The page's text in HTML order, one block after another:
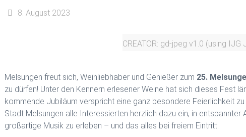
8. August 2023
CREATOR: gd-jpeg v1.0 (using IJG
Melsungen freut sich, Weinliebhaber und Genießer zum 25.
zu dürfen! Unter den Kennern erlesener Weine hat sich dieses Fest
kommende Jubiläum verspricht eine ganz besondere Feierlichkeit
Stadt Melsungen alle Interessierten herzlich dazu ein, in
großartige Musik zu erleben – und das alles bei freiem Eintritt.